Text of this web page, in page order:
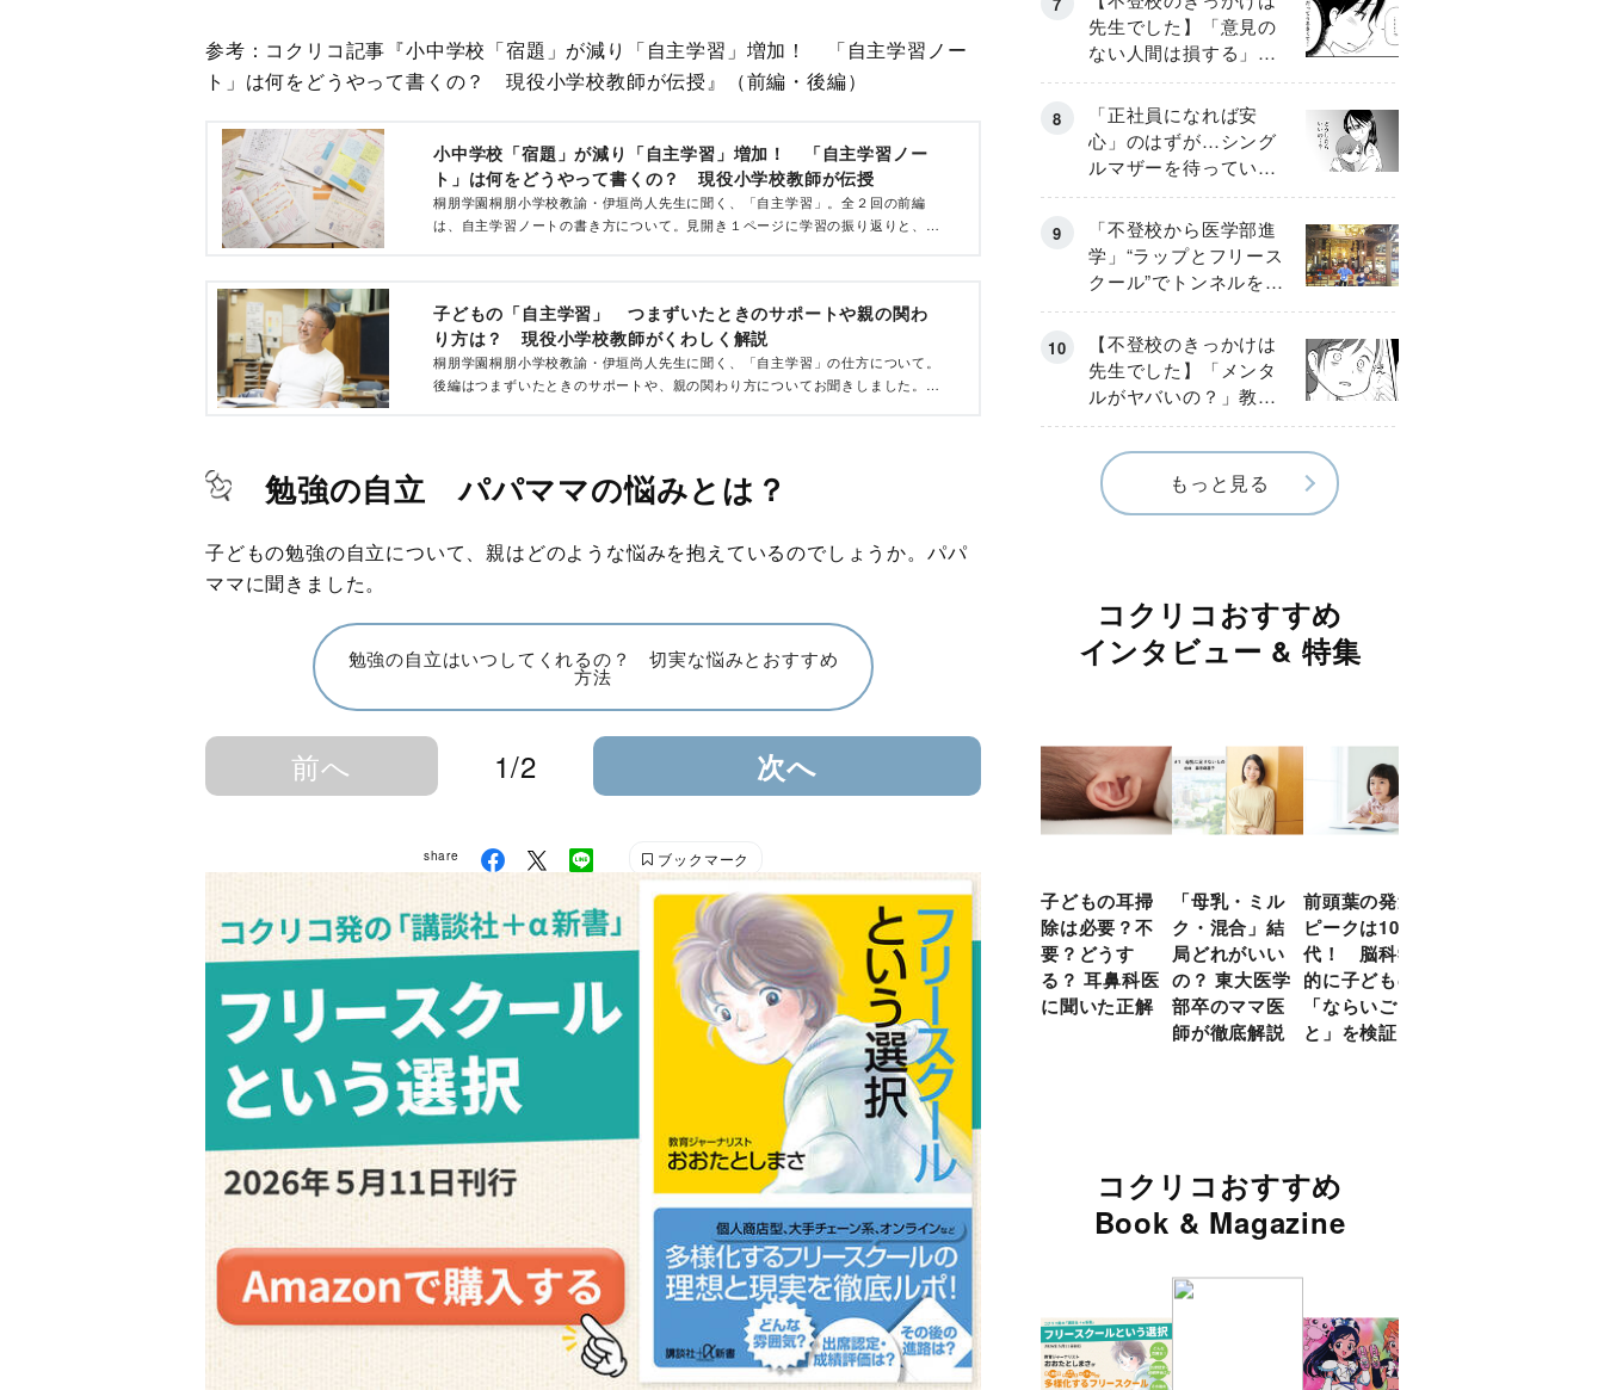
参考：コクリコ記事『小中学校「宿題」が減り「自主学習」増加！ 「自主学習ノー
ト」は何をどうやって書くの？ 現役小学校教師が伝授』（前編・後編）
小中学校「宿題」が減り「自主学習」増加！ 「自主学習ノー
ト」は何をどうやって書くの？ 現役小学校教師が伝授
桐朋学園桐朋小学校教諭・伊垣尚人先生に聞く、「自主学習」。全２回の前編
は、自主学習ノートの書き方について。見開き１ページに学習の振り返りと、好
子どもの「自主学習」 つまずいたときのサポートや親の関わ
り方は？ 現役小学校教師がくわしく解説
桐朋学園桐朋小学校教諭・伊垣尚人先生に聞く、「自主学習」の仕方について。
後編はつまずいたときのサポートや、親の関わり方についてお聞きしました。全
勉強の自立 パパママの悩みとは？
子どもの勉強の自立について、親はどのような悩みを抱えているのでしょうか。パパ
ママに聞きました。
勉強の自立はいつしてくれるの？ 切実な悩みとおすすめ
方法
前へ 1/2 次へ
share ブックマーク
先生でした】「意見の
ない人間は損する」担
任の一言が苦しみに…
《第１話》
「正社員になれば安
心」のはずが…シング
ルマザーを待ってい
た“魔の２年間”【前編】
「不登校から医学部進
学」“ラップとフリース
クール”でトンネルを脱
して高校受験へ〔元野
球少年の実話〕
【不登校のきっかけは
先生でした】「メンタ
ルがヤバいの？」教室
で始まった悪ふざけ
《第３話》
もっと見る
コクリコおすすめ
インタビュー & 特集
子どもの耳掃
除は必要？不
要？どうす
る？ 耳鼻科医
に聞いた正解
「母乳・ミル
ク・混合」結
局どれがいい
の？ 東大医学
部卒のママ医
師が徹底解説
前頭葉の発達
ピークは10
代！ 脳科学
的に子どもの
「ならいご
と」を検証
コクリコおすすめ
Book & Magazine